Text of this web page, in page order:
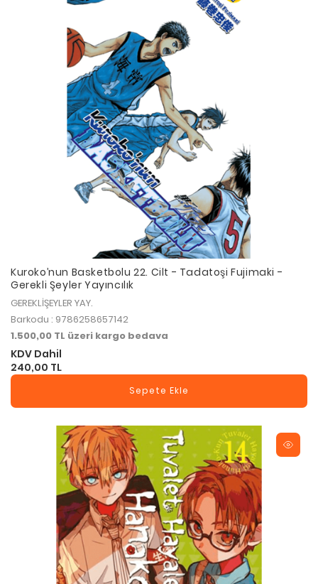
Kuroko’nun Basketbolu 22. Cilt - Tadatoşi Fujimaki -
Gerekli Şeyler Yayıncılık
GEREKLİŞEYLER YAY.
Barkodu : 9786258657142
1.500,00 TL üzeri kargo bedava
KDV Dahil
240,00 TL
Sepete Ekle